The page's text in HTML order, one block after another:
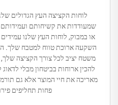
לוחות הקציצה העץ הגדולים
שמעודדות את קשיחותם
או במבוק, לוחות העץ שלנו עמידים
השקעה ארוכת טווח למטבח שלך.
משטח יציב לכל צורך הקציצה
להכין ארוחות בביטחון מבלי
מאריכה את חיי המוצר אלא גם
פחות תחליפים